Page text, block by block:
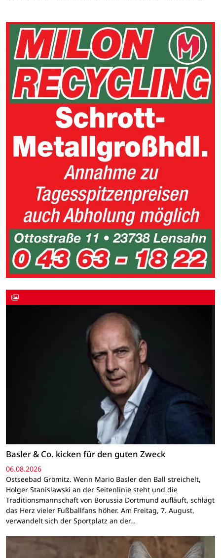
Basler & Co. kicken für den guten Zweck
06.08.2026
Ostseebad Grömitz. Wenn Mario Basler den Ball streichelt,
Holger Stanislawski an der Seitenlinie steht und die
Traditionsmannschaft von Borussia Dortmund aufläuft, schlägt
das Herz vieler Fußballfans höher. Am Freitag, 7. August,
verwandelt sich der Sportplatz an der…